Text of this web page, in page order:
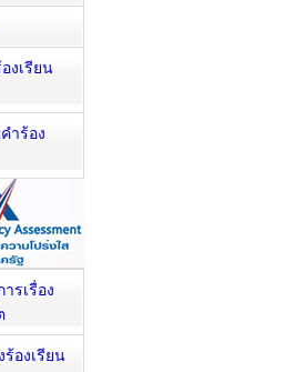
งเรียน
ำร้อง
รเรื่อง
ร้องเรียน